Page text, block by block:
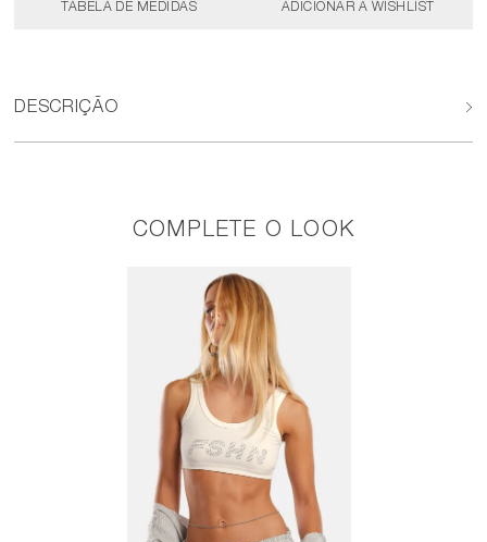
TABELA DE MEDIDAS
DESCRIÇÃO
COMPLETE O LOOK